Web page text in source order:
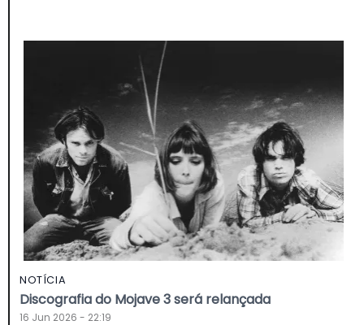
NOTÍCIA
Discografia do Mojave 3 será relançada
16 Jun 2026 - 22:19